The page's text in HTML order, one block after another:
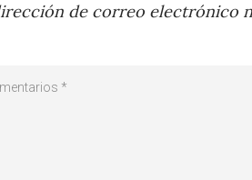
de correo electrónico